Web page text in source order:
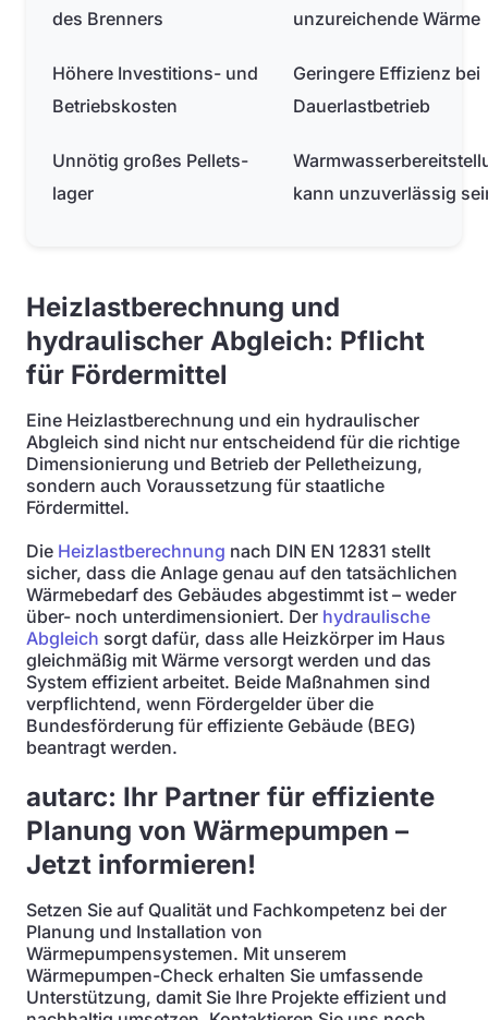
des Brenners
unzureichende Wärme
Höhere Investitions- und
Betriebskosten
Geringere Effizienz bei
Dauerlastbetrieb
Unnötig großes Pellets­
lager
kann unzuverlässig
Heizlastberechnung und
hydraulischer Abgleich: Pflicht
für Fördermittel
Eine Heizlastberechnung und ein hydraulischer
Abgleich sind nicht nur entscheidend für die richtige
Dimensionierung und Betrieb der Pelletheizung,
sondern auch Voraussetzung für staatliche
Fördermittel.
Die Heizlastberechnung nach DIN EN 12831 stellt
sicher, dass die Anlage genau auf den tatsächlichen
Wärmebedarf des Gebäudes abgestimmt ist – weder
über- noch unterdimensioniert. Der hydraulische
Abgleich sorgt dafür, dass alle Heizkörper im Haus
gleichmäßig mit Wärme versorgt werden und das
System effizient arbeitet. Beide Maßnahmen sind
verpflichtend, wenn Fördergelder über die
Bundesförderung für effiziente Gebäude (BEG)
beantragt werden.
autarc: Ihr Partner für effiziente
Planung von Wärmepumpen –
Jetzt informieren!
Setzen Sie auf Qualität und Fachkompetenz bei der
Planung und Installation von
Wärmepumpensystemen. Mit unserem
Wärmepumpen-Check erhalten Sie umfassende
Unterstützung, damit Sie Ihre Projekte effizient und